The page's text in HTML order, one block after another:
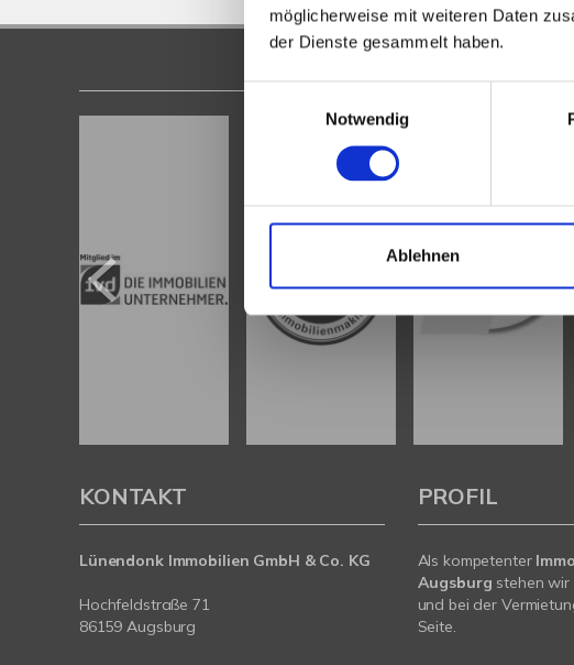
möglicherweise mit weiteren Daten
der Dienste gesammelt haben.
Einwilligungsauswahl
Notwendig
Ablehnen
KONTAKT
Lünendonk Immobilien GmbH & Co. KG
Hochfeldstraße 71
86159 Augsburg
PROFIL
Als kompetenter
Augsburg stehen wir
und bei der
Seite.